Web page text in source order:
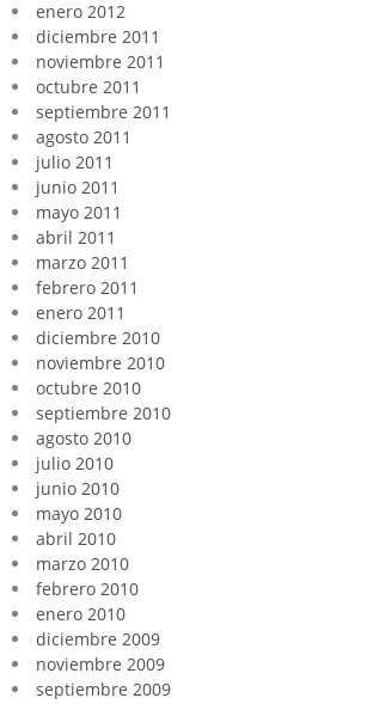
enero 2012
diciembre 2011
noviembre 2011
octubre 2011
septiembre 2011
agosto 2011
julio 2011
junio 2011
mayo 2011
abril 2011
marzo 2011
febrero 2011
enero 2011
diciembre 2010
noviembre 2010
octubre 2010
septiembre 2010
agosto 2010
julio 2010
junio 2010
mayo 2010
abril 2010
marzo 2010
febrero 2010
enero 2010
diciembre 2009
noviembre 2009
septiembre 2009